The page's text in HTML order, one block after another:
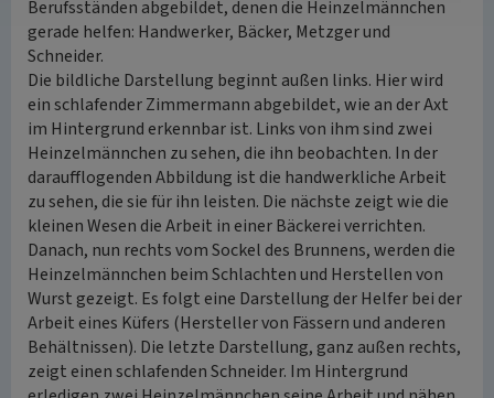
Berufsständen abgebildet, denen die Heinzelmännchen
gerade helfen: Handwerker, Bäcker, Metzger und
Schneider.
Die bildliche Darstellung beginnt außen links. Hier wird
ein schlafender Zimmermann abgebildet, wie an der Axt
im Hintergrund erkennbar ist. Links von ihm sind zwei
Heinzelmännchen zu sehen, die ihn beobachten. In der
daraufflogenden Abbildung ist die handwerkliche Arbeit
zu sehen, die sie für ihn leisten. Die nächste zeigt wie die
kleinen Wesen die Arbeit in einer Bäckerei verrichten.
Danach, nun rechts vom Sockel des Brunnens, werden die
Heinzelmännchen beim Schlachten und Herstellen von
Wurst gezeigt. Es folgt eine Darstellung der Helfer bei der
Arbeit eines Küfers (Hersteller von Fässern und anderen
Behältnissen). Die letzte Darstellung, ganz außen rechts,
zeigt einen schlafenden Schneider. Im Hintergrund